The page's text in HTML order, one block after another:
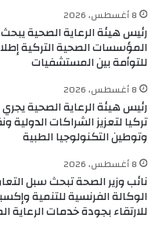
8 أغسطس، 2026
رئيس هيئة الرعاية الصحية
المؤسسات الصحية التركية
للتوأمة بين المستشفيات
8 أغسطس، 2026
رئيس هيئة الرعاية الصحية يجري
تركيا لتعزيز الشراكات الدولية
وتوطين التكنولوجيا الطبية
8 أغسطس، 2026
نائب وزير الصحة تبحث سبل
الوكالة الفرنسية للتنمية
للارتقاء بجودة خدمات الرعاية